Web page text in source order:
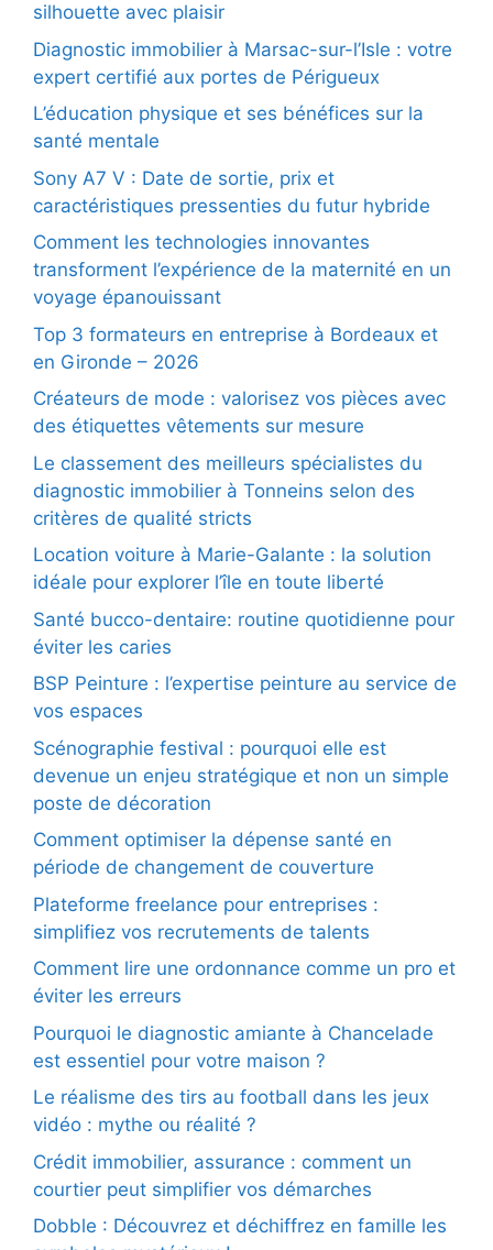
silhouette avec plaisir
Diagnostic immobilier à Marsac-sur-l’Isle : votre
expert certifié aux portes de Périgueux
L’éducation physique et ses bénéfices sur la
santé mentale
Sony A7 V : Date de sortie, prix et
caractéristiques pressenties du futur hybride
Comment les technologies innovantes
transforment l’expérience de la maternité en un
voyage épanouissant
Top 3 formateurs en entreprise à Bordeaux et
en Gironde – 2026
Créateurs de mode : valorisez vos pièces avec
des étiquettes vêtements sur mesure
Le classement des meilleurs spécialistes du
diagnostic immobilier à Tonneins selon des
critères de qualité stricts
Location voiture à Marie-Galante : la solution
idéale pour explorer l’île en toute liberté
Santé bucco-dentaire: routine quotidienne pour
éviter les caries
BSP Peinture : l’expertise peinture au service de
vos espaces
Scénographie festival : pourquoi elle est
devenue un enjeu stratégique et non un simple
poste de décoration
Comment optimiser la dépense santé en
période de changement de couverture
Plateforme freelance pour entreprises :
simplifiez vos recrutements de talents
Comment lire une ordonnance comme un pro et
éviter les erreurs
Pourquoi le diagnostic amiante à Chancelade
est essentiel pour votre maison ?
Le réalisme des tirs au football dans les jeux
vidéo : mythe ou réalité ?
Crédit immobilier, assurance : comment un
courtier peut simplifier vos démarches
Dobble : Découvrez et déchiffrez en famille les